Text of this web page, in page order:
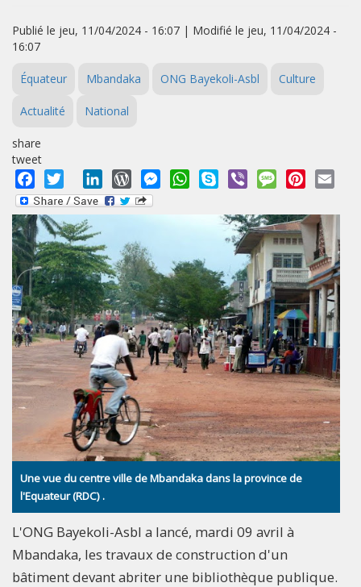
Publié le jeu, 11/04/2024 - 16:07 | Modifié le jeu, 11/04/2024 -
16:07
Équateur Mbandaka ONG Bayekoli-Asbl Culture
Actualité National
share
tweet
Facebook
Twitter LinkedInWordPressMessengerWhatsApp
Skype Viber MessagePinterest
Une vue du centre ville de Mbandaka dans la province de
l'Equateur (RDC) .
L'ONG Bayekoli-Asbl a lancé, mardi 09 avril à
Mbandaka, les travaux de construction d'un
bâtiment devant abriter une bibliothèque publique.